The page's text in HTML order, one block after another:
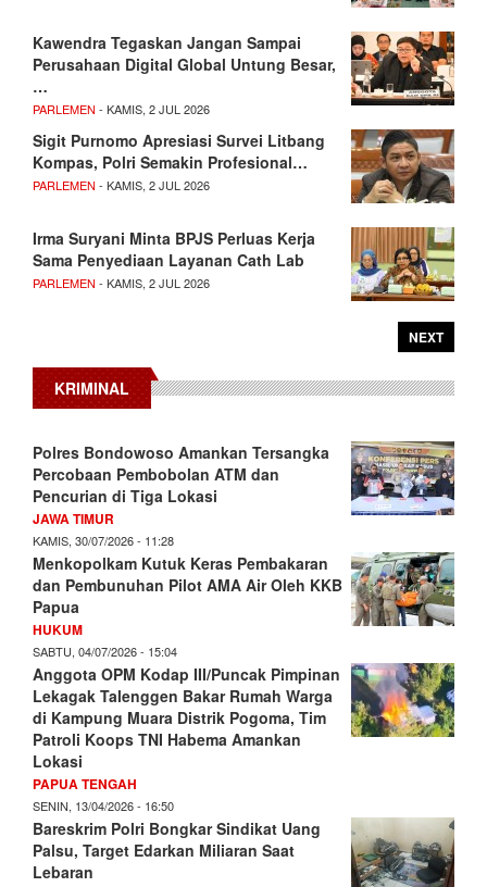
Kawendra Tegaskan Jangan Sampai
Perusahaan Digital Global Untung Besar,
…
PARLEMEN - KAMIS, 2 JUL 2026
Sigit Purnomo Apresiasi Survei Litbang
Kompas, Polri Semakin Profesional…
PARLEMEN - KAMIS, 2 JUL 2026
Irma Suryani Minta BPJS Perluas Kerja
Sama Penyediaan Layanan Cath Lab
PARLEMEN - KAMIS, 2 JUL 2026
NEXT
KRIMINAL
Polres Bondowoso Amankan Tersangka
Percobaan Pembobolan ATM dan
Pencurian di Tiga Lokasi
JAWA TIMUR
KAMIS, 30/07/2026 - 11:28
Menkopolkam Kutuk Keras Pembakaran
dan Pembunuhan Pilot AMA Air Oleh KKB
Papua
HUKUM
SABTU, 04/07/2026 - 15:04
Anggota OPM Kodap III/Puncak Pimpinan
Lekagak Talenggen Bakar Rumah Warga
di Kampung Muara Distrik Pogoma, Tim
Patroli Koops TNI Habema Amankan
Lokasi
PAPUA TENGAH
SENIN, 13/04/2026 - 16:50
Bareskrim Polri Bongkar Sindikat Uang
Palsu, Target Edarkan Miliaran Saat
Lebaran